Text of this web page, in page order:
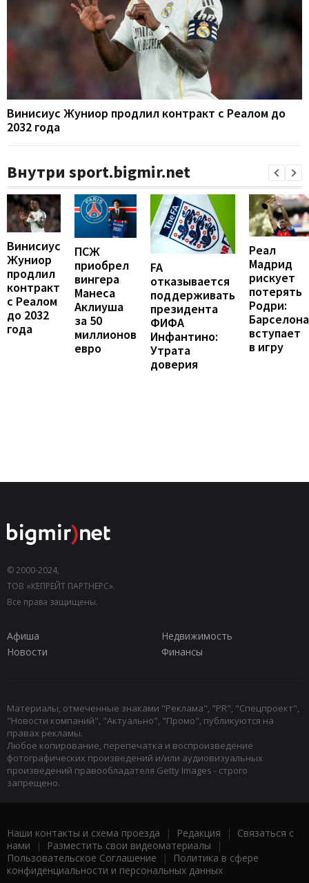
Винисиус Жуниор продлил контракт с Реалом до
2032 года
Внутри sport.bigmir.net
Винисиус
Жуниор
продлил
контракт
с Реалом
до 2032
года
ПСЖ
приобрел
вингера
Манеса
Аклиуша
за 50
миллионов
евро
FA
отказывается
поддерживать
президента
ФИФА
Инфантино:
Утрата
доверия
Реал
Мадрид
рискует
потерять
Родри:
Барселона
вступает
в игру
© 2000-2024,
ТОВ «КЕПРЕЙТ ПАРТНЕРС».
Все права защищены.
Афиша
Недвижимость
Новости
Финансы
Материалы, отмеченные знаками "Реклама", "PR", "Спецпроект",
"Новости компаний", "Актуально", "Промо", публикуются на
правах рекламы.
Любое копирование, перепечатка и воспроизведение
фотографических произведений и/или аудиовизуальных
произведений правообладателя Getty Images - строго
запрещено.
Наши контакты и схема проезда | Редакция | Связаться с
нами | Разместить свои видеоматериалы |
Пользовательское Соглашение |
Политика в сфере
конфиденциальности и персональных данных